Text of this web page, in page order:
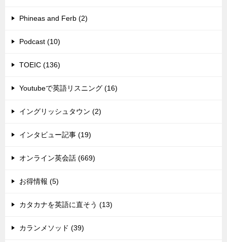
Phineas and Ferb (2)
Podcast (10)
TOEIC (136)
Youtubeで英語リスニング (16)
イングリッシュタウン (2)
インタビュー記事 (19)
オンライン英会話 (669)
お得情報 (5)
カタカナを英語に直そう (13)
カランメソッド (39)